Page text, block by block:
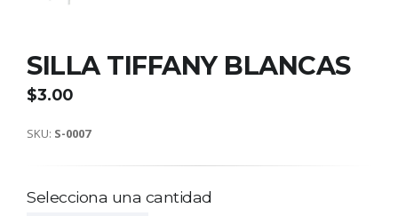
SILLA TIFFANY BLANCAS
$3.00
SKU: S-0007
Selecciona una cantidad